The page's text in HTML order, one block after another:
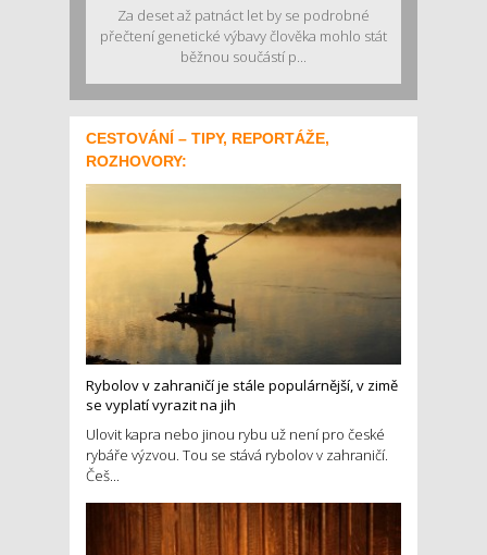
Za deset až patnáct let by se podrobné
přečtení genetické výbavy člověka mohlo stát
běžnou součástí p...
CESTOVÁNÍ – TIPY, REPORTÁŽE,
ROZHOVORY:
Rybolov v zahraničí je stále populárnější, v zimě
se vyplatí vyrazit na jih
Ulovit kapra nebo jinou rybu už není pro české
rybáře výzvou. Tou se stává rybolov v zahraničí.
Češ...